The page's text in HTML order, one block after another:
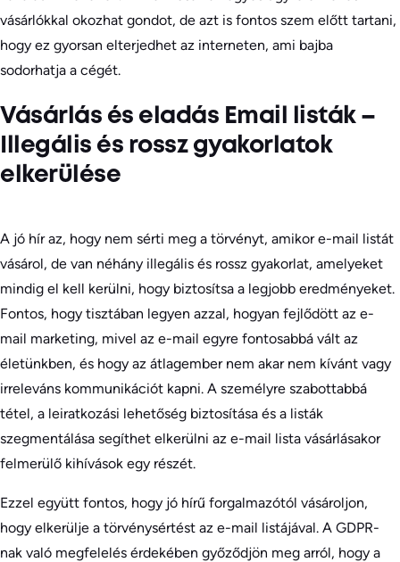
vásárlókkal okozhat gondot, de azt is fontos szem előtt tartani,
hogy ez gyorsan elterjedhet az interneten, ami bajba
sodorhatja a cégét.
Vásárlás és eladás Email listák –
Illegális és rossz gyakorlatok
elkerülése
A jó hír az, hogy nem sérti meg a törvényt, amikor e-mail listát
vásárol, de van néhány illegális és rossz gyakorlat, amelyeket
mindig el kell kerülni, hogy biztosítsa a legjobb eredményeket.
Fontos, hogy tisztában legyen azzal, hogyan fejlődött az e-
mail marketing, mivel az e-mail egyre fontosabbá vált az
életünkben, és hogy az átlagember nem akar nem kívánt vagy
irreleváns kommunikációt kapni. A személyre szabottabbá
tétel, a leiratkozási lehetőség biztosítása és a listák
szegmentálása segíthet elkerülni az e-mail lista vásárlásakor
felmerülő kihívások egy részét.
Ezzel együtt fontos, hogy jó hírű forgalmazótól vásároljon,
hogy elkerülje a törvénysértést az e-mail listájával. A GDPR-
nak való megfelelés érdekében győződjön meg arról, hogy a